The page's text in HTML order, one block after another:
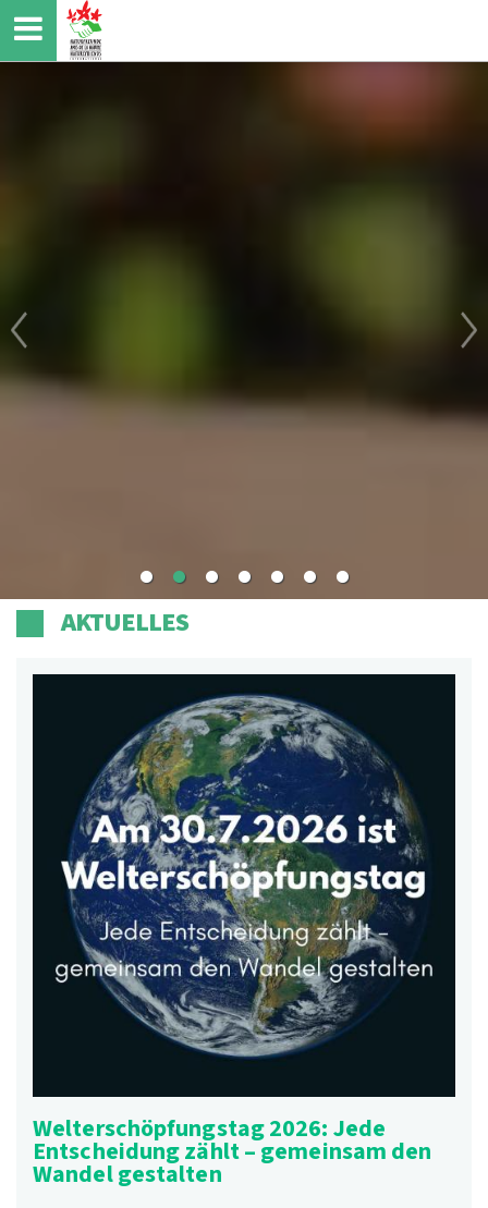
Direkt
zum
Inhalt
AKTUELLES
Welterschöpfungstag 2026: Jede
Entscheidung zählt – gemeinsam den
Wandel gestalten